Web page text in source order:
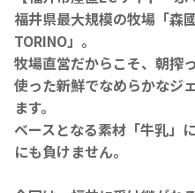
福井県最大規模の牧場「森國
TORINO」 。
牧場直営だからこそ、 朝搾
使った新鮮でなめらかなジ
ます。
ベースとなる素材「牛乳」
にも負けません。